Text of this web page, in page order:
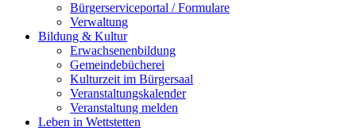
Bürgerserviceportal / Formulare
Verwaltung
Bildung & Kultur
Erwachsenenbildung
Gemeindebücherei
Kulturzeit im Bürgersaal
Veranstaltungskalender
Veranstaltung melden
Leben in Wettstetten